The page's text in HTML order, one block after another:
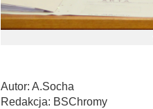
Autor: A.Socha
Redakcja: BSChromy